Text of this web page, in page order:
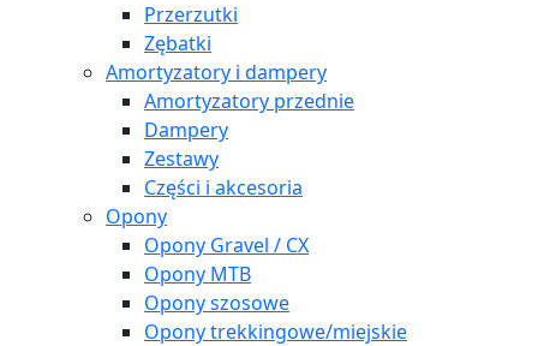
Przerzutki
Zębatki
Amortyzatory i dampery
Amortyzatory przednie
Dampery
Zestawy
Części i akcesoria
Opony
Opony Gravel / CX
Opony MTB
Opony szosowe
Opony trekkingowe/miejskie